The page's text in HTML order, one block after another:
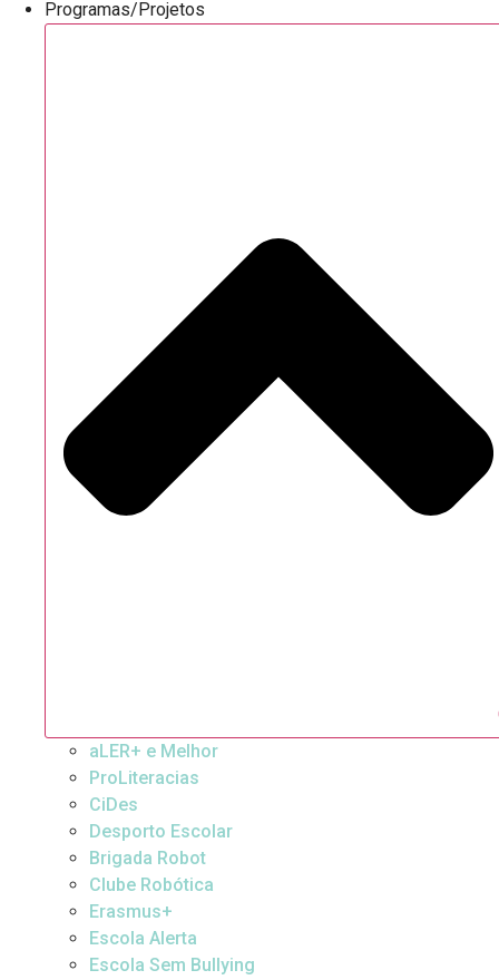
Programas/Projetos
aLER+ e Melhor
ProLiteracias
CiDes
Desporto Escolar
Brigada Robot
Clube Robótica
Erasmus+
Escola Alerta
Escola Sem Bullying